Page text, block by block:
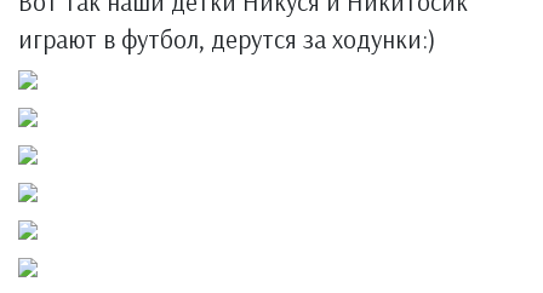
играют в футбол, дерутся за ходунки:)